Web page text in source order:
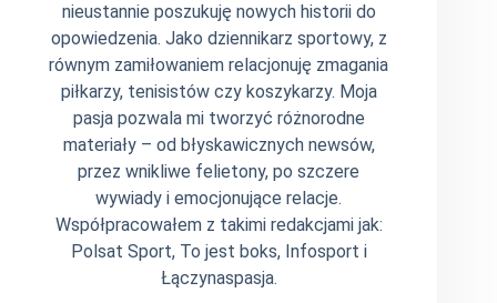
nieustannie poszukuję nowych historii do
opowiedzenia. Jako dziennikarz sportowy, z
równym zamiłowaniem relacjonuję zmagania
piłkarzy, tenisistów czy koszykarzy. Moja
pasja pozwala mi tworzyć różnorodne
materiały – od błyskawicznych newsów,
przez wnikliwe felietony, po szczere
wywiady i emocjonujące relacje.
Współpracowałem z takimi redakcjami jak:
Polsat Sport, To jest boks, Infosport i
Łączynaspasja.